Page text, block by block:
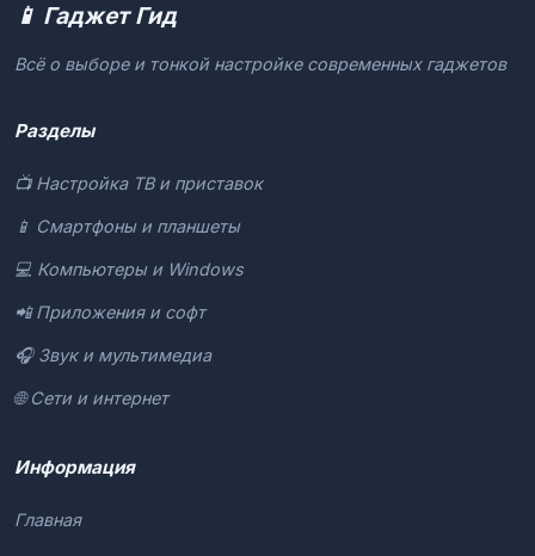
📱 Гаджет Гид
Всё о выборе и тонкой настройке современных гаджетов
Разделы
📺 Настройка ТВ и приставок
📱 Смартфоны и планшеты
💻 Компьютеры и Windows
📲 Приложения и софт
🎧 Звук и мультимедиа
🌐 Сети и интернет
Информация
Главная